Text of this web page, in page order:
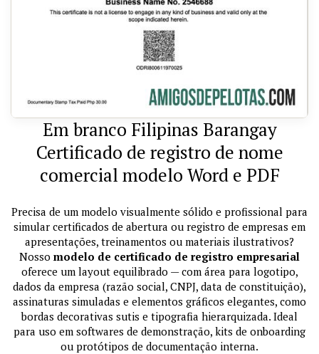
Em branco Filipinas Barangay
Certificado de registro de nome
comercial modelo Word e PDF
Precisa de um modelo visualmente sólido e profissional para
simular certificados de abertura ou registro de empresas em
apresentações, treinamentos ou materiais ilustrativos?
Nosso modelo de certificado de registro empresarial
oferece um layout equilibrado — com área para logotipo,
dados da empresa (razão social, CNPJ, data de constituição),
assinaturas simuladas e elementos gráficos elegantes, como
bordas decorativas sutis e tipografia hierarquizada. Ideal
para uso em softwares de demonstração, kits de onboarding
ou protótipos de documentação interna.